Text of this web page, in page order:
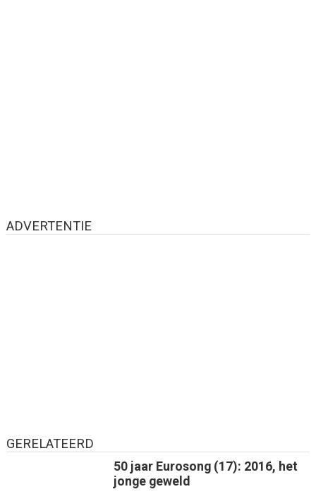
ADVERTENTIE
GERELATEERD
50 jaar Eurosong (17): 2016, het
jonge geweld